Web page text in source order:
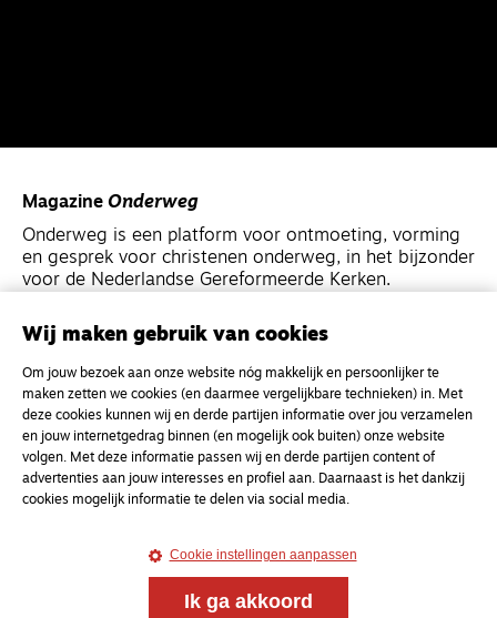
Magazine Onderweg
Onderweg is een platform voor ontmoeting, vorming
en gesprek voor christenen onderweg, in het bijzonder
voor de Nederlandse Gereformeerde Kerken.
MagazineOnderweg
Kvk-nummer 33277063
NL46 INGB 0117 5827 86
info@onderwegonline.nl
Wij maken gebruik van cookies
Om jouw bezoek aan onze website nóg makkelijk en persoonlijker te
maken zetten we cookies (en daarmee vergelijkbare technieken) in. Met
deze cookies kunnen wij en derde partijen informatie over jou verzamelen
en jouw internetgedrag binnen (en mogelijk ook buiten) onze website
volgen. Met deze informatie passen wij en derde partijen content of
advertenties aan jouw interesses en profiel aan. Daarnaast is het dankzij
cookies mogelijk informatie te delen via social media.
Cookie instellingen aanpassen
Ik ga akkoord